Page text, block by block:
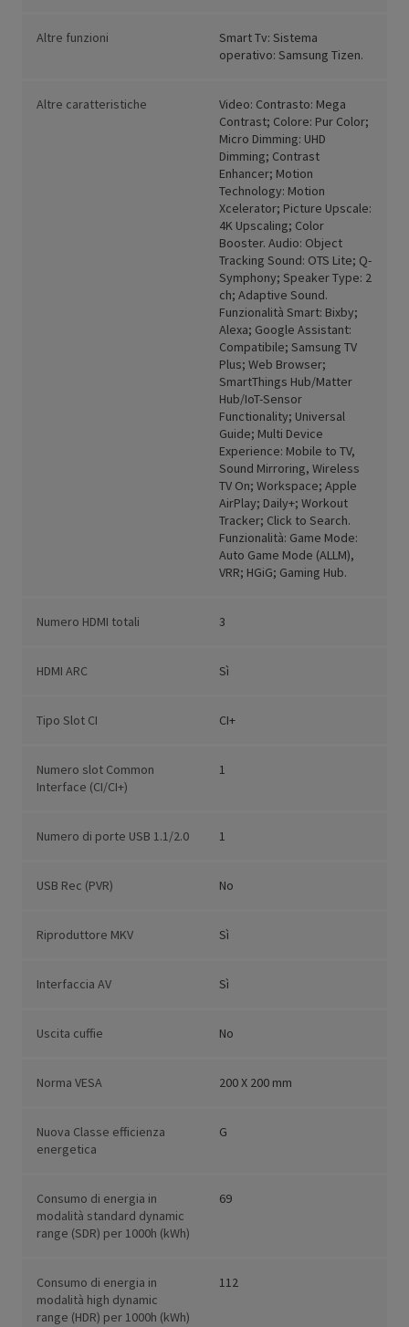
Altre funzioni
Smart Tv: Sistema
operativo: Samsung Tizen.
Altre caratteristiche
Video: Contrasto: Mega
Contrast; Colore: Pur Color;
Micro Dimming: UHD
Dimming; Contrast
Enhancer; Motion
Technology: Motion
Xcelerator; Picture Upscale:
4K Upscaling; Color
Booster. Audio: Object
Tracking Sound: OTS Lite; Q-
Symphony; Speaker Type: 2
ch; Adaptive Sound.
Funzionalità Smart: Bixby;
Alexa; Google Assistant:
Compatibile; Samsung TV
Plus; Web Browser;
SmartThings Hub/Matter
Hub/IoT-Sensor
Functionality; Universal
Guide; Multi Device
Experience: Mobile to TV,
Sound Mirroring, Wireless
TV On; Workspace; Apple
AirPlay; Daily+; Workout
Tracker; Click to Search.
Funzionalità: Game Mode:
Auto Game Mode (ALLM),
VRR; HGiG; Gaming Hub.
Numero HDMI totali 3
HDMI ARC Sì
Tipo Slot CI CI+
Numero slot Common
Interface (CI/CI+)
1
Numero di porte USB 1.1/2.0 1
USB Rec (PVR) No
Riproduttore MKV Sì
Interfaccia AV Sì
Uscita cuffie No
Norma VESA 200 X 200 mm
Nuova Classe efficienza
energetica
G
Consumo di energia in
modalità standard dynamic
range (SDR) per 1000h (kWh)
69
Consumo di energia in
modalità high dynamic
range (HDR) per 1000h (kWh)
112